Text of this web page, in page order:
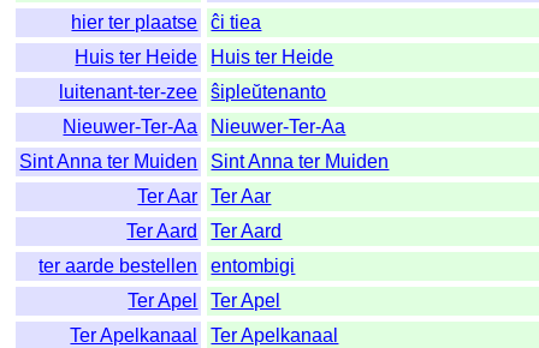
hier ter plaatse
ĉi tiea
Huis ter Heide
Huis ter Heide
luitenant-ter-zee
ŝipleŭtenanto
Nieuwer-Ter-Aa
Nieuwer-Ter-Aa
Sint Anna ter Muiden
Sint Anna ter Muiden
Ter Aar
Ter Aar
Ter Aard
Ter Aard
ter aarde bestellen
entombigi
Ter Apel
Ter Apel
Ter Apelkanaal
Ter Apelkanaal